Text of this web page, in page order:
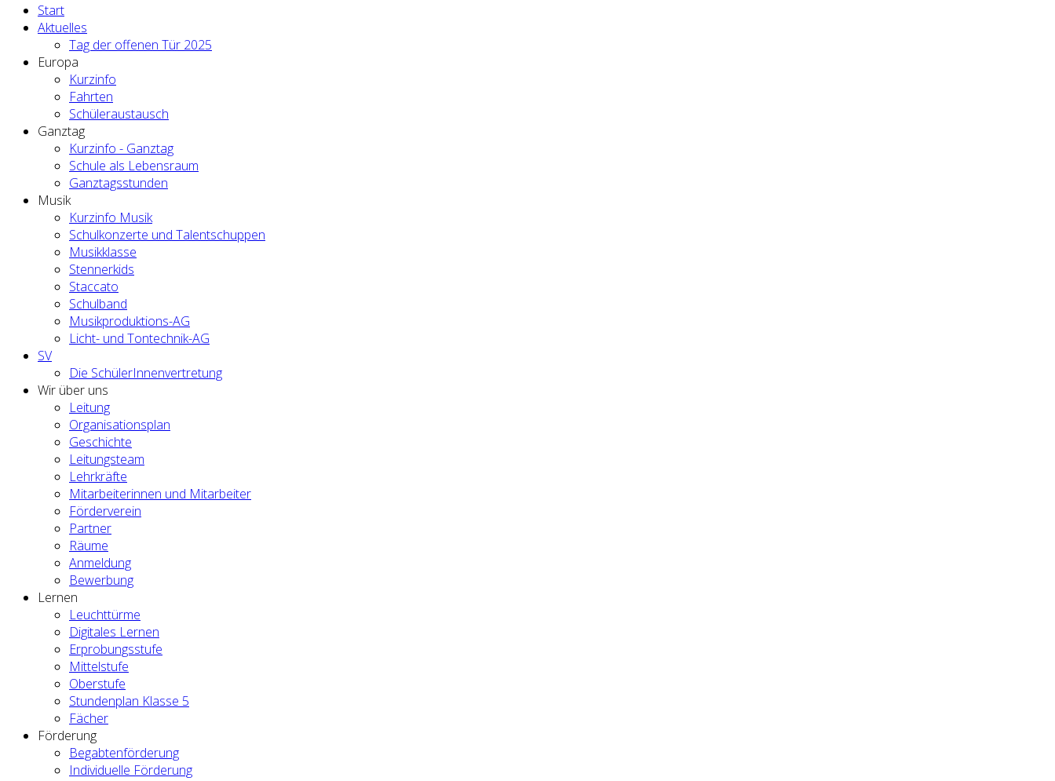
Start
Aktuelles
Tag der offenen Tür 2025
Europa
Kurzinfo
Fahrten
Schüleraustausch
Ganztag
Kurzinfo - Ganztag
Schule als Lebensraum
Ganztagsstunden
Musik
Kurzinfo Musik
Schulkonzerte und Talentschuppen
Musikklasse
Stennerkids
Staccato
Schulband
Musikproduktions-AG
Licht- und Tontechnik-AG
SV
Die SchülerInnenvertretung
Wir über uns
Leitung
Organisationsplan
Geschichte
Leitungsteam
Lehrkräfte
Mitarbeiterinnen und Mitarbeiter
Förderverein
Partner
Räume
Anmeldung
Bewerbung
Lernen
Leuchttürme
Digitales Lernen
Erprobungsstufe
Mittelstufe
Oberstufe
Stundenplan Klasse 5
Fächer
Förderung
Begabtenförderung
Individuelle Förderung